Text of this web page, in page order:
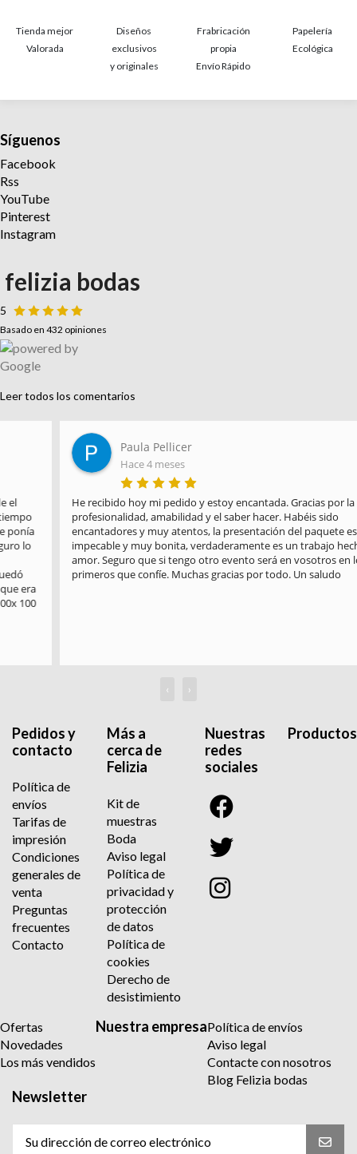
Tienda mejor
Valorada
Diseños
exclusivos
y originales
Frabricación
propia
Envío Rápido
Papelería
Ecológica
Síguenos
Facebook
Rss
YouTube
Pinterest
Instagram
felizia bodas
5
Basado en 432 opiniones
Leer todos los comentarios
Paula Pellicer
Hace 4 meses
He recibido hoy mi pedido y estoy encantada. Gracias por la
profesionalidad, amabilidad y el saber hacer. Habéis sido
encantadores y muy atentos, la presentación del paquete es
impecable y muy bonita, verdaderamente es un trabajo hecho con
amor. Seguro que si tengo otro evento será en vosotros en los
primeros que confíe. Muchas gracias por todo. Un saludo
‹ ›
Pedidos y
contacto
Política de
envíos
Tarifas de
impresión
Condiciones
generales de
venta
Preguntas
frecuentes
Contacto
Más a
cerca de
Felizia
Kit de
muestras
Boda
Aviso legal
Política de
privacidad y
protección
de datos
Política de
cookies
Derecho de
desistimiento
Nuestras
redes
sociales
Productos
Ofertas
Novedades
Los más vendidos
Nuestra empresaPolítica de envíos
Aviso legal
Contacte con nosotros
Blog Felizia bodas
Newsletter